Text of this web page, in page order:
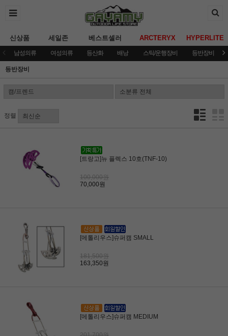
신상품 세일존 베스트셀러 ARCTERYX HYPERLITE
남성의류 여성의류 등산화 배낭 스틱/운행장비 등반장비
등반장비
정렬
[트랑고]뉴 플렉스 10호(TNF-10)
100,000원
70,000원
[메톨리우스]슈퍼캠 SMALL
181,500원
163,350원
[메톨리우스]슈퍼캠 MEDIUM